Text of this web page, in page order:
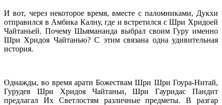
И вот, через некоторое время, вместе с паломниками, Дукхи
отправился в Амбика Калну, где и встретился с Шри Хридоей
Чайтаньей. Почему Шьямананда выбрал своим Гуру именно
Шри Хридоя Чайтанью? С этим связана одна удивительная
история.
Однажды, во время арати Божествам Шри Шри Гоура-Нитай,
Гурудев Шри Хридоя Чайтаньи, Шри Гауридас Пандит
предлагал Их Светлостям различные предметы. В разгар